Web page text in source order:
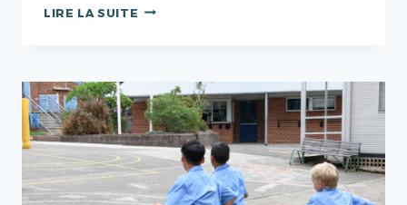
LIRE LA SUITE LA
RÉDUCTION
DES
DÉCHETS
(SERD)
EN
MARTINIQUE